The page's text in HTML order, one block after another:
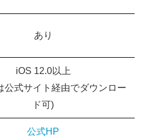
あり
iOS 12.0以上
公式サイト経由でダウンロー
ド可)
公式HP